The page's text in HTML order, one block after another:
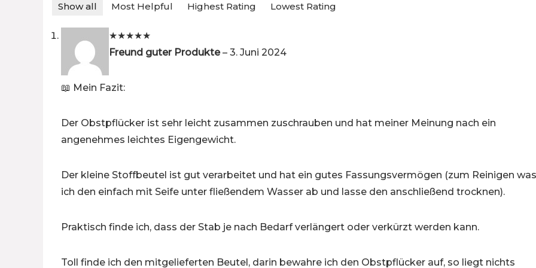
Show all Most Helpful Highest Rating Lowest Rating
★★★★★
Freund guter Produkte– 3. Juni 2024
📖 Mein Fazit:
Der Obstpflücker ist sehr leicht zusammen zuschrauben und hat meiner Meinung nach ein
angenehmes leichtes Eigengewicht.
Der kleine Stoffbeutel ist gut verarbeitet und hat ein gutes Fassungsvermögen (zum Reinigen
ich den einfach mit Seife unter fließendem Wasser ab und lasse den anschließend trocknen).
Praktisch finde ich, dass der Stab je nach Bedarf verlängert oder verkürzt werden kann.
Toll finde ich den mitgelieferten Beutel, darin bewahre ich den Obstpflücker auf, so liegt nichts